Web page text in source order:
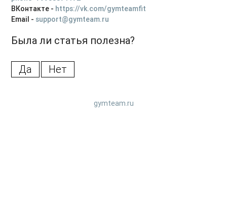
ВКонтакте - https://vk.com/gymteamfit
Email - support@gymteam.ru
Была ли статья полезна?
Да Нет
gymteam.ru